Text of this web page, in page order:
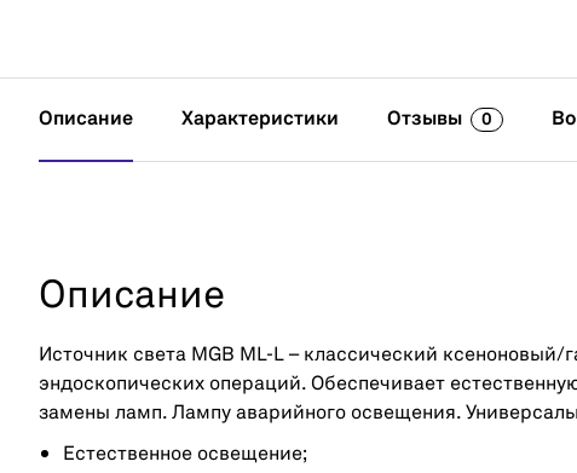
Описание Характеристики Отзывы 0
Описание
Источник света MGB ML-L – классический ксеноновый/
эндоскопических операций. Обеспечивает
замены ламп. Лампу аварийного освещения.
Естественное освещение;